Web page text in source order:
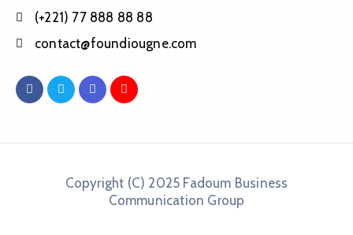
(+221) 77 888 88 88
contact@foundiougne.com
Copyright (C) 2025 Fadoum Business
Communication Group